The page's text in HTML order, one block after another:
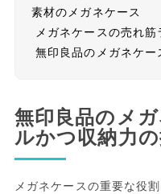
素材のメガネケース
メガネケースの売れ筋
無印良品のメガネケー
無印良品のメ
ルかつ収納力
メガネケースの重要な役